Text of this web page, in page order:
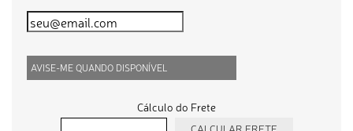
AVISE-ME QUANDO DISPONÍVEL
Cálculo do Frete